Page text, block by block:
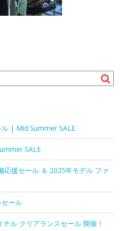
| Mid Summer SALE
SALE
応援セール ＆ 2025年モデル ファ
ール
ル クリアランスセール 開催！